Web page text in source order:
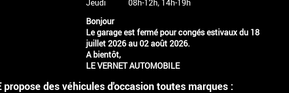
Jeudi
08h-12h, 14h-19h
Bonjour
Le garage est fermé pour congés estivaux du 18
juillet 2026 au 02 août 2026.
A bientôt,
LE VERNET AUTOMOBILE
propose des véhicules d'occasion toutes marques :